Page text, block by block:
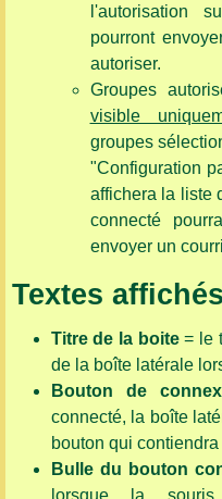
l'autorisation
pourront
autoriser.
Groupes
visible
groupes
"Configuration
affichera la liste
connecté
envoyer un
Textes affichés
Titre de la boite= le
de la boîte latérale
Bouton de
connecté, la boîte
bouton qui
Bulle du bouton
lorsque la